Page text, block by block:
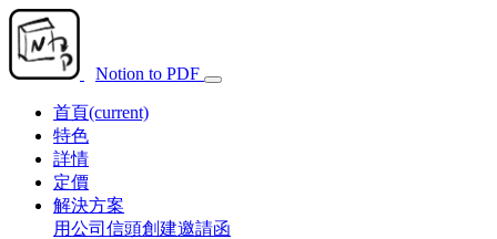
Notion to PDF
首頁(current)
特色
詳情
定價
解決方案
用公司信頭創建邀請函